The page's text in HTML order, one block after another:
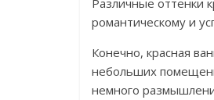
Различные оттенки
романтическому и
Конечно, красная
небольших
немного